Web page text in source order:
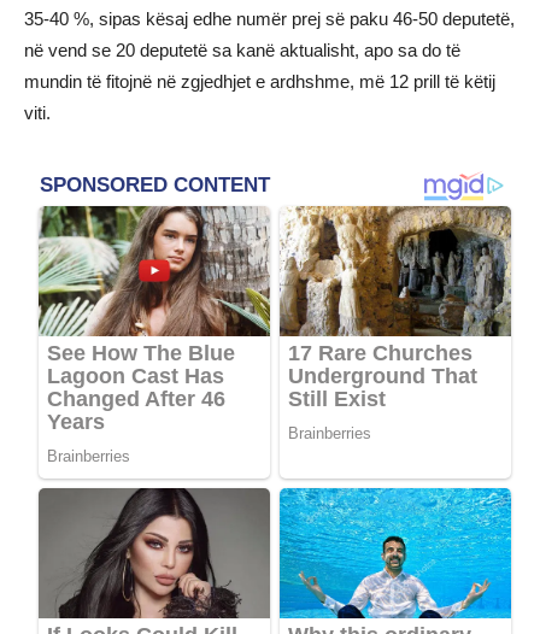
35-40 %, sipas kësaj edhe numër prej së paku 46-50 deputetë,
në vend se 20 deputetë sa kanë aktualisht, apo sa do të
mundin të fitojnë në zgjedhjet e ardhshme, më 12 prill të këtij
viti.